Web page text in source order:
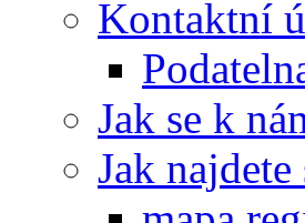
Kontaktní
Jak se k
Jak najdete